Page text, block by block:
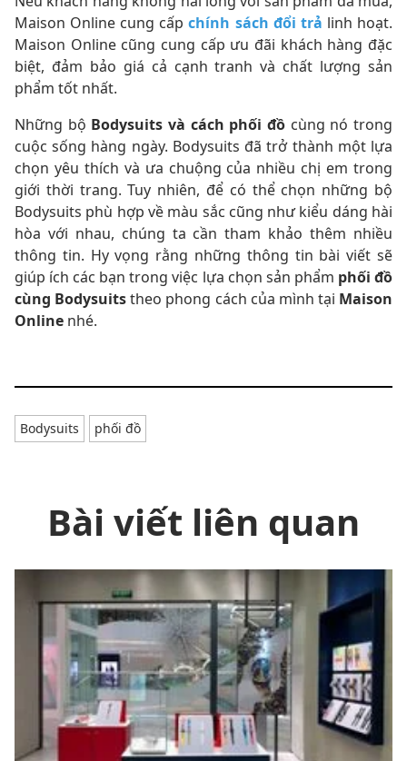
Maison Online cung cấpchính sách đổi trả linh hoạt.
Maison Online cũng cung cấp ưu đãi khách hàng đặc
biệt, đảm bảo giá cả cạnh tranh và chất lượng sản
phẩm tốt nhất.
Những bộ Bodysuits và cách phối đồ cùng nó trong
cuộc sống hàng ngày. Bodysuits đã trở thành một lựa
chọn yêu thích và ưa chuộng của nhiều chị em trong
giới thời trang. Tuy nhiên, để có thể chọn những bộ
Bodysuits phù hợp về màu sắc cũng như kiểu dáng hài
hòa với nhau, chúng ta cần tham khảo thêm nhiều
thông tin. Hy vọng rằng những thông tin bài viết sẽ
giúp ích các bạn trong việc lựa chọn sản phẩm phối đồ
cùng Bodysuitstheo phong cách của mình tại Maison
Online nhé.
Bodysuits phối đồ
Bài viết liên quan